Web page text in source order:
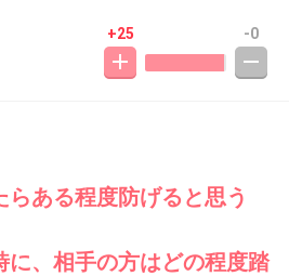
+25 -0
ある程度防げると思う
に、相手の方はどの程度踏